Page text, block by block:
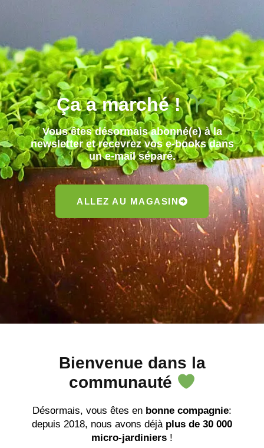
Ça a marché !
Vous êtes désormais abonné(e) à la
newsletter et recevrez vos e-books dans
un e-mail séparé.
ALLEZ AU MAGASIN
Bienvenue dans la
communauté
Désormais, vous êtes en bonne compagnie:
depuis 2018, nous avons déjà plus de 30 000
micro-jardiniers !